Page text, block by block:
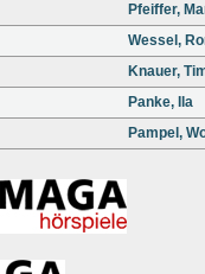
Pfeiffer,
Wessel,
Knauer,
Panke, Ila
Pampel,